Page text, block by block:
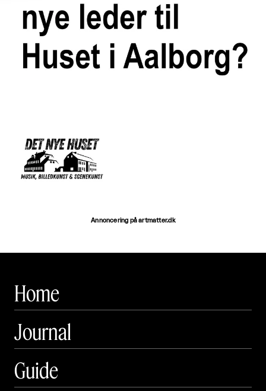
Annoncering på artmatter.dk
Home
Journal
Guide